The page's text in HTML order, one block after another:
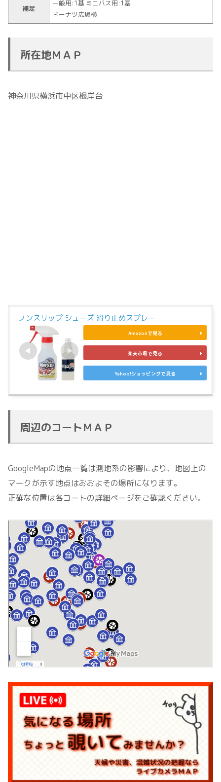
補足
一般用:1基 ミニバス用:1基
ドーナツ広場横
所在地ＭＡＰ
神奈川県横浜市中区根岸台
ノンスリップ シューズ 滑り止めスプレー
Amazonで見る
楽天市場で見る
Yahoo!ショッピングで見る
周辺のコートＭＡＰ
GoogleMapの地点一覧は測地系の影響により、地図上の
マークが示す地点はおおよその場所になります。
正確な位置は各コートの詳細ページをご確認ください。